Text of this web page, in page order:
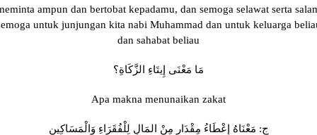
ampun dan bertobat kepadamu, dan semoga selawat serta
untuk junjungan kita nabi Muhammad dan untuk keluarga
dan sahabat beliau
مَا مَعْنَى إِيتَاءِ الزَّكَاةِ؟
Apa makna menunaikan zakat
ج: مَعْنَاهُ إِعْطَاءُ مِقْدَارٍ مِنْ المَالِ لِلْفُقَرَاءِ وَالْمَسَاكِينِ